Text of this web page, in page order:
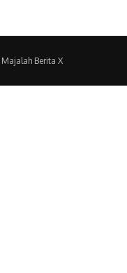
Majalah Berita X